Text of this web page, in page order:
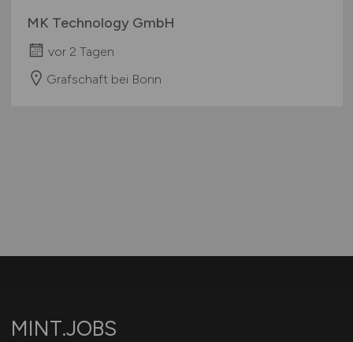
MK Technology GmbH
vor 2 Tagen
Grafschaft bei Bonn
MINT.JOBS